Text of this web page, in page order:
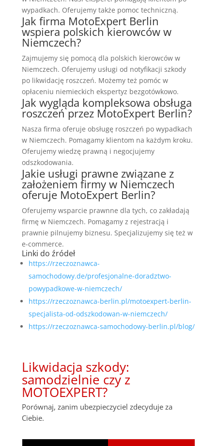
wypadkach. Oferujemy także pomoc techniczną.
Jak firma MotoExpert Berlin
wspiera polskich kierowców w
Niemczech?
Zajmujemy się pomocą dla polskich kierowców w
Niemczech. Oferujemy usługi od notyfikacji szkody
po likwidację roszczeń. Możemy też pomóc w
opłaceniu niemieckich ekspertyz bezgotówkowo.
Jak wygląda kompleksowa obsługa
roszczeń przez MotoExpert Berlin?
Nasza firma oferuje obsługę roszczeń po wypadkach
w Niemczech. Pomagamy klientom na każdym kroku.
Oferujemy wiedzę prawną i negocjujemy
odszkodowania.
Jakie usługi prawne związane z
założeniem firmy w Niemczech
oferuje MotoExpert Berlin?
Oferujemy wsparcie prawnne dla tych, co zakładają
firmę w Niemczech. Pomagamy z rejestracją i
prawnie pilnujemy biznesu. Specjalizujemy się też w
e-commerce.
Linki do źródeł
https://rzeczoznawca-
samochodowy.de/profesjonalne-doradztwo-
powypadkowe-w-niemczech/
https://rzeczoznawca-berlin.pl/motoexpert-berlin-
specjalista-od-odszkodowan-w-niemczech/
https://rzeczoznawca-samochodowy-berlin.pl/blog/
Likwidacja szkody:
samodzielnie czy z
MOTOEXPERT?
Porównaj, zanim ubezpieczyciel zdecyduje za
Ciebie.